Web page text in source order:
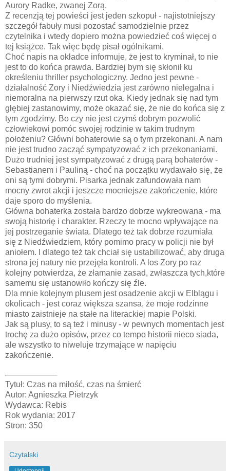
Aurory Radke, zwanej Zorą.
Z recenzją tej powieści jest jeden szkopuł - najistotniejszy
szczegół fabuły musi pozostać samodzielnie przez
czytelnika i wtedy dopiero można powiedzieć coś więcej o
tej książce. Tak więc będę pisał ogólnikami.
Choć napis na okładce informuje, że jest to kryminał, to nie
jest to do końca prawda. Bardziej bym się skłonił ku
określeniu thriller psychologiczny. Jedno jest pewne -
działalność Zory i Niedźwiedzia jest zarówno nielegalna i
niemoralna na pierwszy rzut oka. Kiedy jednak się nad tym
głębiej zastanowimy, może okazać się, że nie do końca się z
tym zgodzimy. Bo czy nie jest czymś dobrym pozwolić
człowiekowi pomóc swojej rodzinie w takim trudnym
położeniu? Główni bohaterowie są o tym przekonani. A nam
nie jest trudno zacząć sympatyzować z ich przekonaniami.
Dużo trudniej jest sympatyzować z drugą parą bohaterów -
Sebastianem i Pauliną - choć na początku wydawało się, że
oni są tymi dobrymi. Pisarka jednak zafundowała nam
mocny zwrot akcji i jeszcze mocniejsze zakończenie, które
daje sporo do myślenia.
Główna bohaterka została bardzo dobrze wykreowana - ma
swoją historię i charakter. Rzeczy te mocno wpływające na
jej postrzeganie świata. Dlatego też tak dobrze rozumiała
się z Niedźwiedziem, który pomimo pracy w policji nie był
aniołem. I dlatego też tak chciał się ustabilizować, aby druga
strona jej natury nie przejęła kontroli. A los Zory po raz
kolejny potwierdza, że złamanie zasad, zwłaszcza tych,które
samemu się ustanowiło kończy się źle.
Dla mnie kolejnym plusem jest osadzenie akcji w Elblągu i
okolicach - jest coraz większa szansa, że moje rodzinne
miasto zaistnieje na stałe na literackiej mapie Polski.
Jak są plusy, to są też i minusy - w pewnych momentach jest
trochę za dużo opisów, przez co tempo historii nieco siada,
ale wszystko to niweluje trzymające w napięciu
zakończenie.
Tytuł: Czas na miłość, czas na śmierć
Autor: Agnieszka Pietrzyk
Wydawca: Rebis
Rok wydania: 2017
Stron: 350
Czytalski